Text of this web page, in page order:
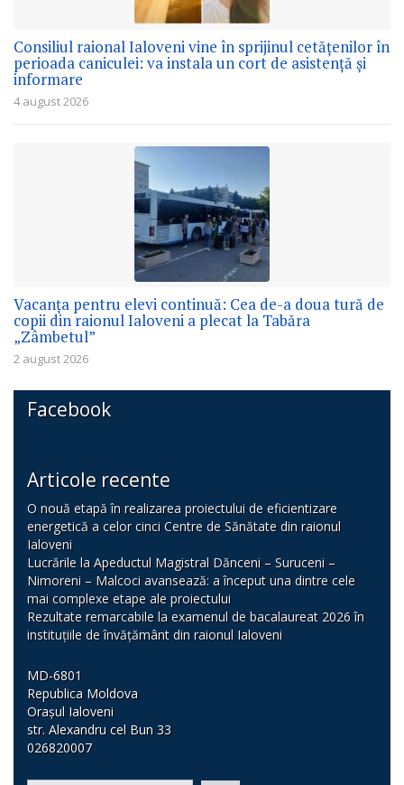
Consiliul raional Ialoveni vine în sprijinul cetățenilor în
perioada caniculei: va instala un cort de asistență și
informare
4 august 2026
Vacanța pentru elevi continuă: Cea de-a doua tură de
copii din raionul Ialoveni a plecat la Tabăra
„Zâmbetul”
2 august 2026
Facebook
Articole recente
O nouă etapă în realizarea proiectului de eficientizare
energetică a celor cinci Centre de Sănătate din raionul
Ialoveni
Lucrările la Apeductul Magistral Dănceni – Suruceni –
Nimoreni – Malcoci avansează: a început una dintre cele
mai complexe etape ale proiectului
Rezultate remarcabile la examenul de bacalaureat 2026 în
instituțiile de învățământ din raionul Ialoveni
MD-6801
Republica Moldova
Orașul Ialoveni
str. Alexandru cel Bun 33
026820007